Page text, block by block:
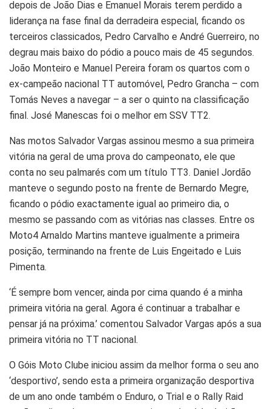
depois de João Dias e Emanuel Morais terem perdido a
liderança na fase final da derradeira especial, ficando os
terceiros classicados, Pedro Carvalho e André Guerreiro, no
degrau mais baixo do pódio a pouco mais de 45 segundos.
João Monteiro e Manuel Pereira foram os quartos com o
ex-campeão nacional TT automóvel, Pedro Grancha – com
Tomás Neves a navegar – a ser o quinto na classificação
final. José Manescas foi o melhor em SSV TT2.
Nas motos Salvador Vargas assinou mesmo a sua primeira
vitória na geral de uma prova do campeonato, ele que
conta no seu palmarés com um título TT3. Daniel Jordão
manteve o segundo posto na frente de Bernardo Megre,
ficando o pódio exactamente igual ao primeiro dia, o
mesmo se passando com as vitórias nas classes. Entre os
Moto4 Arnaldo Martins manteve igualmente a primeira
posição, terminando na frente de Luis Engeitado e Luis
Pimenta.
‘É sempre bom vencer, ainda por cima quando é a minha
primeira vitória na geral. Agora é continuar a trabalhar e
pensar já na próxima.’ comentou Salvador Vargas após a sua
primeira vitória no TT nacional.
O Góis Moto Clube iniciou assim da melhor forma o seu ano
‘desportivo’, sendo esta a primeira organização desportiva
de um ano onde também o Enduro, o Trial e o Rally Raid